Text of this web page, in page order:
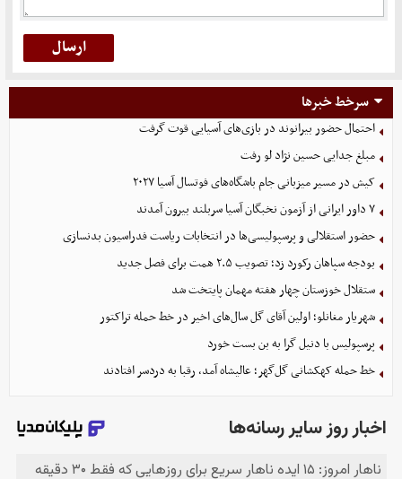
سرخط خبرها
احتمال حضور بیرانوند در بازی‌های آسیایی قوت گرفت
مبلغ جدایی حسین نژاد لو رفت
کیش در مسیر میزبانی جام باشگاه‌های فوتسال آسیا ۲۰۲۷
۷ داور ایرانی از آزمون نخبگان آسیا سربلند بیرون آمدند
حضور استقلالی و پرسپولیسی‌ها در انتخابات ریاست فدراسیون بدنسازی
بودجه سپاهان رکورد زد؛ تصویب ۲.۵ همت برای فصل جدید
ستقلال خوزستان چهار هفته مهمان پایتخت شد
شهریار مغانلو؛ اولین آقای گل سال‌های اخیر در خط حمله تراکتور
پرسپولیس با دنیل گرا به بن بست خورد
خط حمله کهکشانی گل‌گهر؛ عالیشاه آمد، رقبا به دردسر افتادند